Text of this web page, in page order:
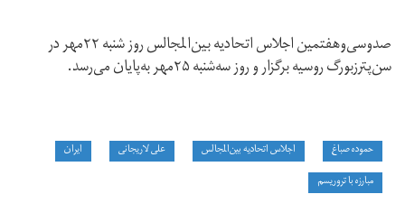
صدوسی‌وهفتمین اجلاس اتحادیه بین‌المجالس روز شنبه ۲۲مهر در
سن‌پترزبورگ روسیه برگزار و روز سه‌شنبه ۲۵مهر به‌پایان می‌رسد.
حموده صباغ اجلاس اتحادیه بین‌المجالس علی لاریجانی
ایران
مبارزه با تروریسم